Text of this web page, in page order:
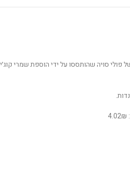
פולי סויה שהותססו על ידי הוספת שמרי קוג׳י